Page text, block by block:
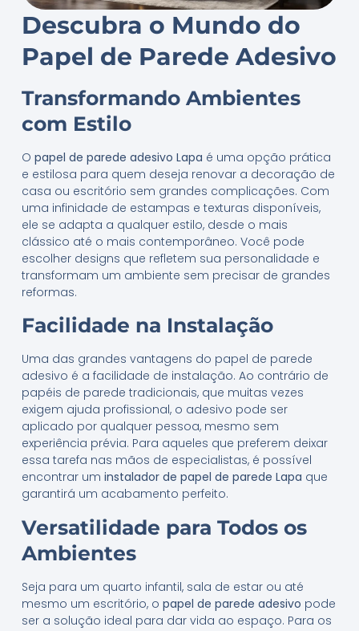
Descubra o Mundo do
Papel de Parede Adesivo
Transformando Ambientes
com Estilo
O papel de parede adesivo Lapa é uma opção prática
e estilosa para quem deseja renovar a decoração de
casa ou escritório sem grandes complicações. Com
uma infinidade de estampas e texturas disponíveis,
ele se adapta a qualquer estilo, desde o mais
clássico até o mais contemporâneo. Você pode
escolher designs que refletem sua personalidade e
transformam um ambiente sem precisar de grandes
reformas.
Facilidade na Instalação
Uma das grandes vantagens do papel de parede
adesivo é a facilidade de instalação. Ao contrário de
papéis de parede tradicionais, que muitas vezes
exigem ajuda profissional, o adesivo pode ser
aplicado por qualquer pessoa, mesmo sem
experiência prévia. Para aqueles que preferem deixar
essa tarefa nas mãos de especialistas, é possível
encontrar um instalador de papel de parede Lapa que
garantirá um acabamento perfeito.
Versatilidade para Todos os
Ambientes
Seja para um quarto infantil, sala de estar ou até
mesmo um escritório, o papel de parede adesivo pode
ser a solução ideal para dar vida ao espaço. Para os